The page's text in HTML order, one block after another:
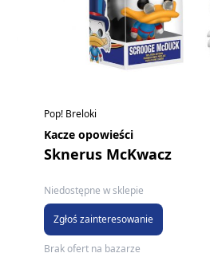
Pop! Breloki
Kacze opowieści
Sknerus McKwacz
Niedostępne w sklepie
Zgłoś zainteresowanie
Brak ofert na bazarze